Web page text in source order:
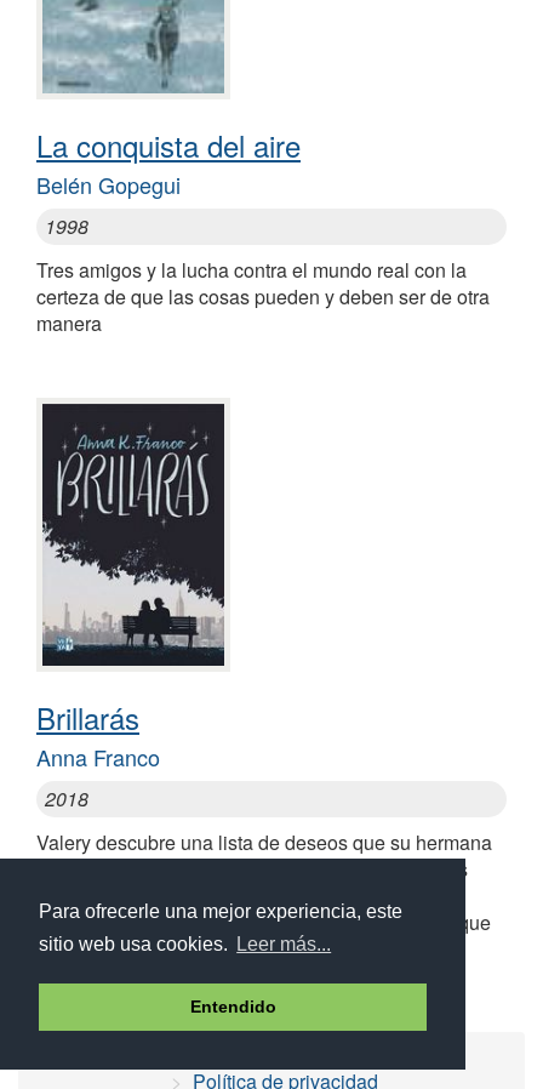
Para ofrecerle una mejor experiencia, este
sitio web usa cookies.
Leer más...
Entendido
La conquista del aire
Belén Gopegui
1998
Tres amigos y la lucha contra el mundo real con la
certeza de que las cosas pueden y deben ser de otra
manera
Brillarás
Anna Franco
2018
Valery descubre una lista de deseos que su hermana
no pudo cumplir antes de morir y decide hacer sus
sensibilidad, sencillez y frescura cada pendiente que
cumple
Política de privacidad